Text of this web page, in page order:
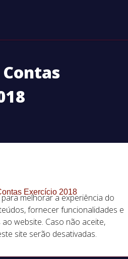
Exercício 2018
melhorar a experiência do
fornecer funcionalidades e
website. Caso não aceite,
site serão desativadas.